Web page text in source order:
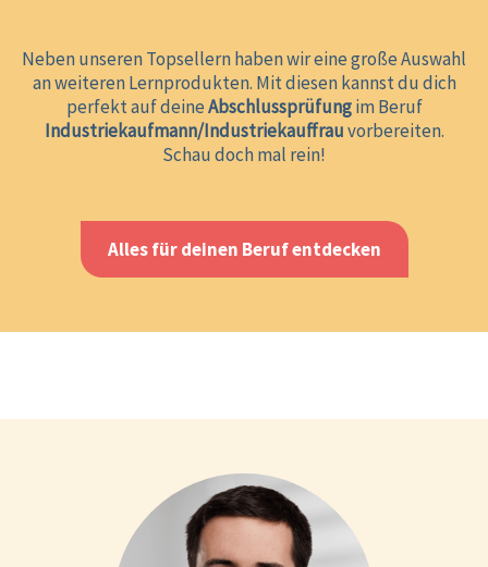
Neben unseren Topsellern haben wir eine große Auswahl
an weiteren Lernprodukten. Mit diesen kannst du dich
perfekt auf deineAbschlussprüfungim Beruf
Industriekaufmann/Industriekauffrauvorbereiten.
Schau doch mal rein!
Alles für deinen Beruf entdecken